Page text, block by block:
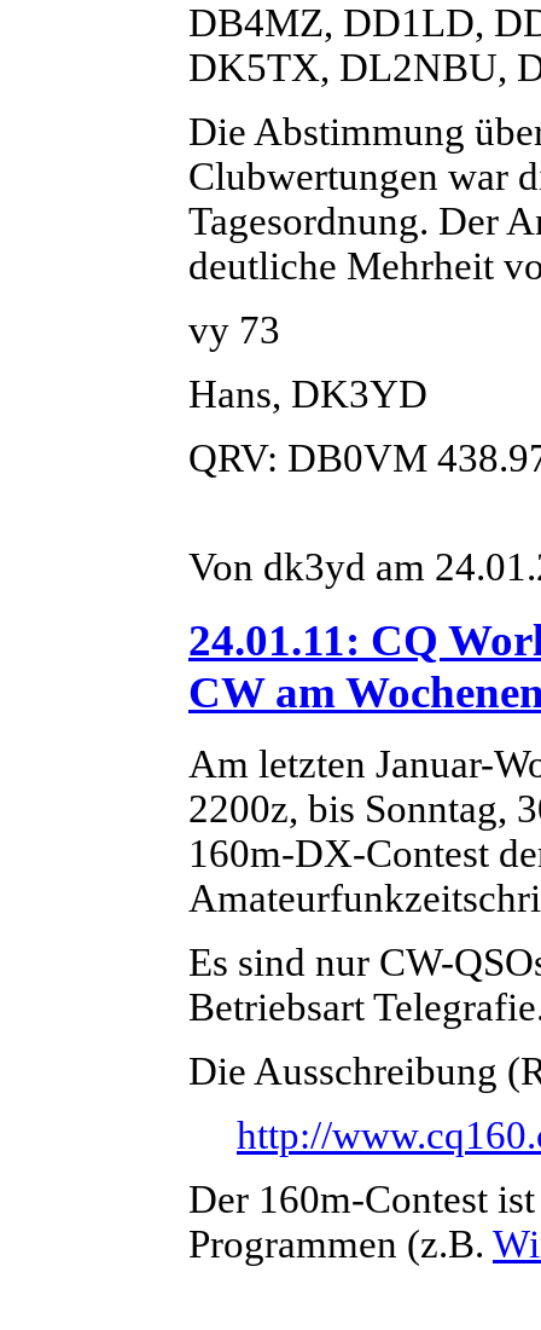
DB4MZ, DD1LD,
DK5TX, DL2NBU,
Die Abstimmung
Clubwertungen war
Tagesordnung. Der
deutliche Mehrheit
vy 73
Hans, DK3YD
QRV: DB0VM
Von dk3yd am
24.01.11: CQ
CW am
Am letzten Januar-
2200z, bis Sonntag,
160m-DX-Contest
Es sind nur CW-
Betriebsart
Die Ausschreibung
http://
Der 160m-Contest
Programmen (z.B.